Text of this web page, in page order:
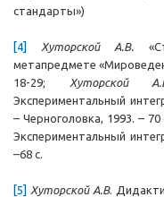
стандарты»)
[4] Хуторской А.В.
метапредмете
18-29;
Хуторской
Экспериментальный
– Черноголовка, 1993. – 70
Экспериментальный
–68 с.
[5] Хуторской А.В.